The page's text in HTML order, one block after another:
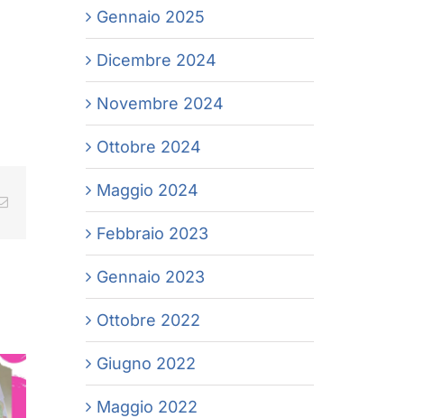
Email
Gennaio 2025
Dicembre 2024
Novembre 2024
Ottobre 2024
Maggio 2024
Febbraio 2023
Gennaio 2023
Ottobre 2022
Giugno 2022
Maggio 2022